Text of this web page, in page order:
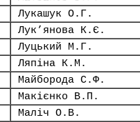
Лукашук О.Г.
Лук’янова К.Є.
Луцький М.Г.
Ляпіна К.М.
Майборода С.Ф.
Макієнко В.П.
Маліч О.В.